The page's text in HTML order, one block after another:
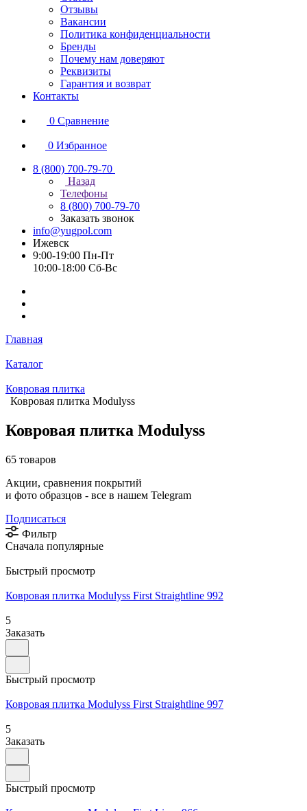
Отзывы
Вакансии
Политика конфиденциальности
Бренды
Почему нам доверяют
Реквизиты
Гарантия и возврат
Контакты
0 Сравнение
0 Избранное
8 (800) 700-79-70
Назад
Телефоны
8 (800) 700-79-70
Заказать звонок
info@yugpol.com
Ижевск
9:00-19:00 Пн-Пт
10:00-18:00 Cб-Вс
Главная
Каталог
Ковровая плитка
Ковровая плитка Modulyss
Ковровая плитка Modulyss
65 товаров
Акции, сравнения покрытий
и фото образцов - все в нашем Telegram
Подписаться
Фильтр
Сначала популярные
Быстрый просмотр
Ковровая плитка Modulyss First Straightline 992
5
Заказать
Быстрый просмотр
Ковровая плитка Modulyss First Straightline 997
5
Заказать
Быстрый просмотр